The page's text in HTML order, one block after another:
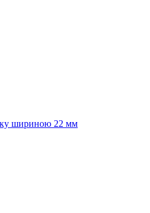
шириною 22 мм